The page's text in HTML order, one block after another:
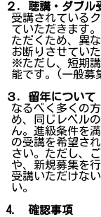
２．聴講・ダブ
受講されている
ていただきます
ただくため、異
お断りさせていた
※ただし、短期
能です。(一般募
３．留年につい
なるべく多くの
め、同じレベル
ん。進級条件を
の受講を希望さ
さい。ただし、
や、新規募集を
受講いただけな
い。
4. 確認事項